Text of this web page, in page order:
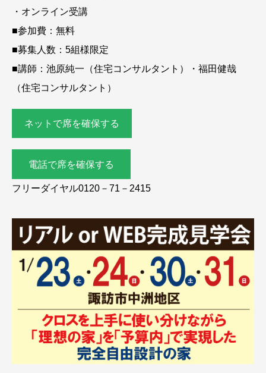
・オンライン受講
■参加費：無料
■募集人数：5組様限定
■講師：池原純一（住宅コンサルタント）・福田健哉
（住宅コンサルタント）
ネットで席を確保する
電話で席を確保する
フリーダイヤル0120－71－2415